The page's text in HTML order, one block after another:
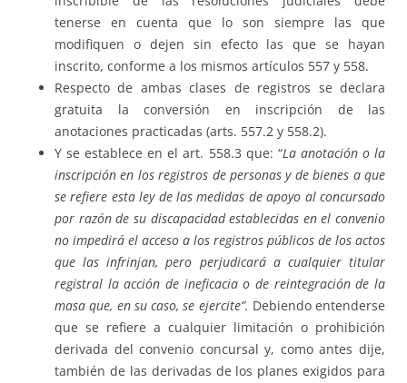
tenerse en cuenta que lo son siempre las que
modifiquen o dejen sin efecto las que se hayan
inscrito, conforme a los mismos artículos 557 y 558.
Respecto de ambas clases de registros se declara
gratuita la conversión en inscripción de las
anotaciones practicadas (arts. 557.2 y 558.2).
Y se establece en el art. 558.3 que: “La anotación o la
inscripción en los registros de personas y de bienes a que
se refiere esta ley de las medidas de apoyo al concursado
por razón de su discapacidad establecidas en el convenio
no impedirá el acceso a los registros públicos de los actos
que las infrinjan, pero perjudicará a cualquier titular
registral la acción de ineficacia o de reintegración de la
masa que, en su caso, se ejercite”. Debiendo entenderse
que se refiere a cualquier limitación o prohibición
derivada del convenio concursal y, como antes dije,
también de las derivadas de los planes exigidos para